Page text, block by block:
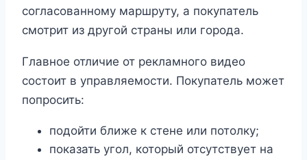
согласованному маршруту, а покупатель
смотрит из другой страны или города.
Главное отличие от рекламного видео
состоит в управляемости. Покупатель может
попросить:
подойти ближе к стене или потолку;
показать угол, который отсутствует на